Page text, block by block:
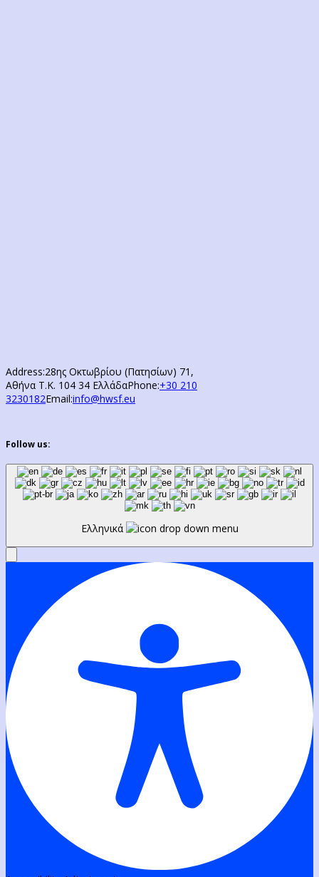
Address:28ης Οκτωβρίου (Πατησίων) 71,
Αθήνα Τ.Κ. 104 34 ΕλλάδαPhone:+30 210
3230182Email:info@hwsf.eu
Follow us:
Ελληνικά